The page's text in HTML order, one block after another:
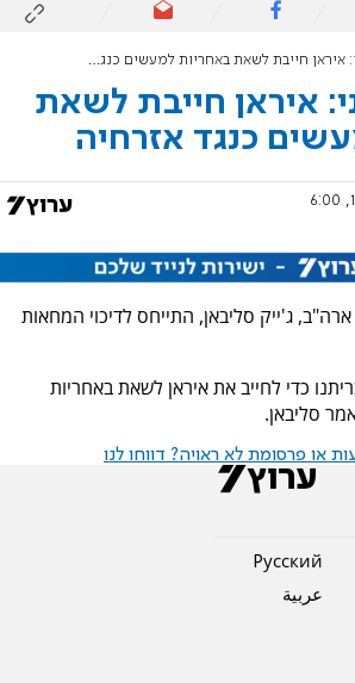
חייבת לשאת באחריות למעשים כנגד אזרחיה
איראן חייבת לשאת
כנגד אזרחיה
ארה"ב, ג'ייק סליבאן, התייחס לדיכוי המחאות
כדי לחייב את איראן לשאת באחריות
סליבאן.
או פרסומת לא ראויה? דווחו לנו
Pусский
عربية